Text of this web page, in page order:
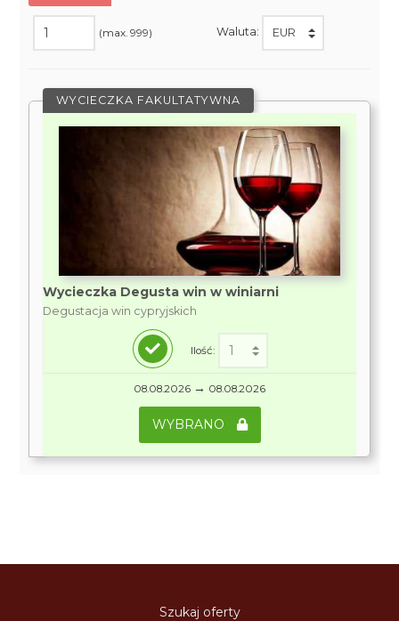
(max. 999) Waluta:
WYCIECZKA FAKULTATYWNA
Wycieczka Degusta win w winiarni
Degustacja win cypryjskich
Ilość:
08.08.2026 → 08.08.2026
WYBRANO
Szukaj oferty